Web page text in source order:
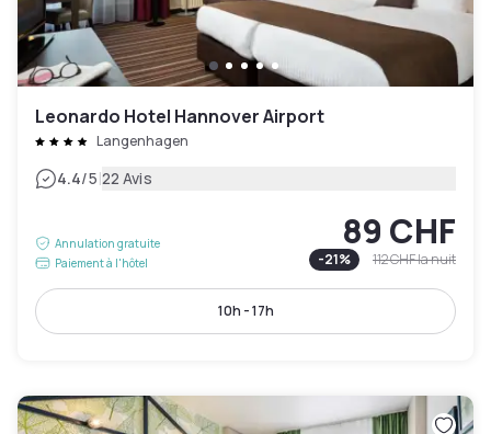
Leonardo Hotel Hannover Airport
Langenhagen
4.4/5|22 Avis
Annulation gratuite
Paiement à l'hôtel
89 CHF
-21% 112 CHFla nuit
10h - 17h